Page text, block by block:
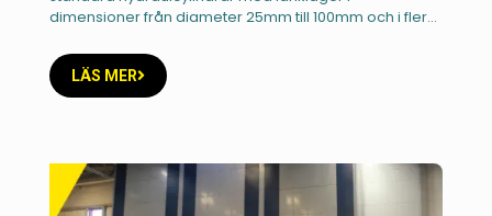
dimensioner från diameter 25mm till 100mm och i flera
LÄS MER